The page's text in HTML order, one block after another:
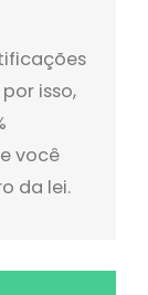
isso,
você
da lei.